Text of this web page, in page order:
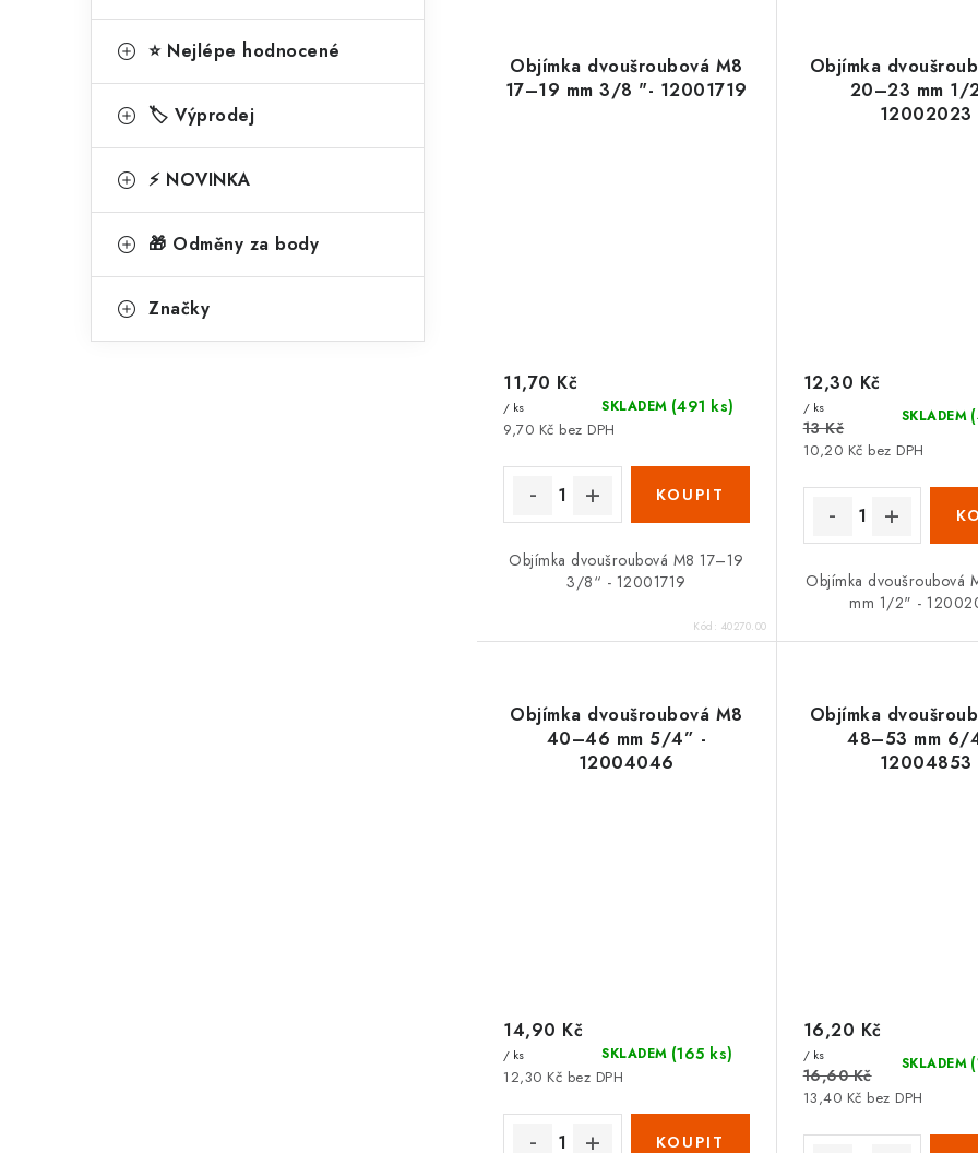
⭐ Nejlépe hodnocené
🏷️ Výprodej
⚡ NOVINKA
🎁 Odměny za body
Značky
Objímka dvoušroubová M8
17–19 mm 3/8 "- 12001719
SKLADEM (491 ks)
9,70 Kč bez DPH
11,70 Kč
/ ks
Objímka dvoušroubová M8 17–19
3/8“ - 12001719
Kód: 40270.00
Objímka
20–23 mm 1/
12002023
SKLADEM
10,20 Kč bez DPH
12,30 Kč
/ ks
13 Kč
Objímka dvoušroubová
mm 1/2" -
Objímka dvoušroubová M8
40–46 mm 5/4” -
12004046
SKLADEM (165 ks)
12,30 Kč bez DPH
14,90 Kč
/ ks
Objímka
48–53 mm 6/
12004853
SKLADEM
13,40 Kč bez DPH
16,20 Kč
/ ks
16,60 Kč